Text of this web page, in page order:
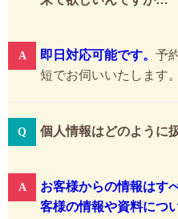
即日対応可能です。 予
短でお伺いいたします。
個人情報はどのように
お客様からの情報はす
客様の情報や資料につ